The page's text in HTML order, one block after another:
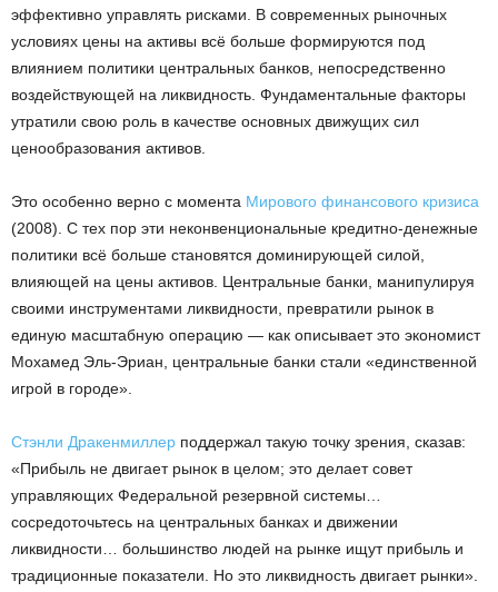
эффективно управлять рисками. В современных рыночных
условиях цены на активы всё больше формируются под
влиянием политики центральных банков, непосредственно
воздействующей на ликвидность. Фундаментальные факторы
утратили свою роль в качестве основных движущих сил
ценообразования активов.
Это особенно верно с момента Мирового финансового кризиса
(2008). С тех пор эти неконвенциональные кредитно-денежные
политики всё больше становятся доминирующей силой,
влияющей на цены активов. Центральные банки, манипулируя
своими инструментами ликвидности, превратили рынок в
единую масштабную операцию — как описывает это экономист
Мохамед Эль-Эриан, центральные банки стали «единственной
игрой в городе».
Стэнли Дракенмиллер поддержал такую точку зрения, сказав:
«Прибыль не двигает рынок в целом; это делает совет
управляющих Федеральной резервной системы…
сосредоточьтесь на центральных банках и движении
ликвидности… большинство людей на рынке ищут прибыль и
традиционные показатели. Но это ликвидность двигает рынки».